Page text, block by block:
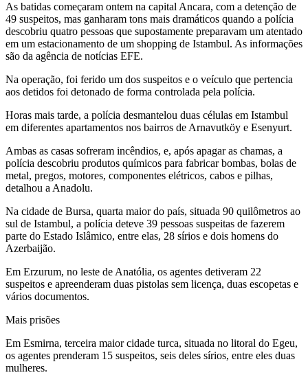
As batidas começaram ontem na capital Ancara, com a detenção de
49 suspeitos, mas ganharam tons mais dramáticos quando a polícia
descobriu quatro pessoas que supostamente preparavam um atentado
em um estacionamento de um shopping de Istambul. As informações
são da agência de notícias EFE.
Na operação, foi ferido um dos suspeitos e o veículo que pertencia
aos detidos foi detonado de forma controlada pela polícia.
Horas mais tarde, a polícia desmantelou duas células em Istambul
em diferentes apartamentos nos bairros de Arnavutköy e Esenyurt.
Ambas as casas sofreram incêndios, e, após apagar as chamas, a
polícia descobriu produtos químicos para fabricar bombas, bolas de
metal, pregos, motores, componentes elétricos, cabos e pilhas,
detalhou a Anadolu.
Na cidade de Bursa, quarta maior do país, situada 90 quilômetros ao
sul de Istambul, a polícia deteve 39 pessoas suspeitas de fazerem
parte do Estado Islâmico, entre elas, 28 sírios e dois homens do
Azerbaijão.
Em Erzurum, no leste de Anatólia, os agentes detiveram 22
suspeitos e apreenderam duas pistolas sem licença, duas escopetas e
vários documentos.
Mais prisões
Em Esmirna, terceira maior cidade turca, situada no litoral do Egeu,
os agentes prenderam 15 suspeitos, seis deles sírios, entre eles duas
mulheres.